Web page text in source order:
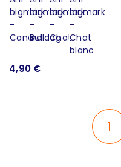
4,90 €
1